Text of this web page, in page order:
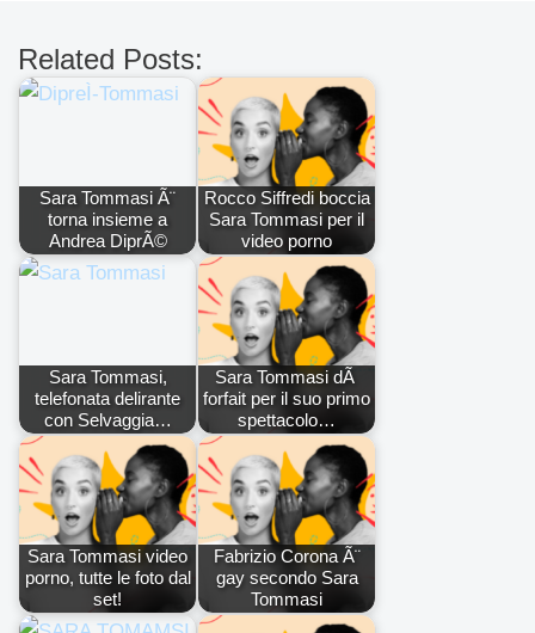
Related Posts:
Sara Tommasi Ã¨
torna insieme a
Andrea DiprÃ©
Rocco Siffredi boccia
Sara Tommasi per il
video porno
Sara Tommasi,
telefonata delirante
con Selvaggia…
Sara Tommasi dÃ
forfait per il suo primo
spettacolo…
Sara Tommasi video
porno, tutte le foto dal
set!
Fabrizio Corona Ã¨
gay secondo Sara
Tommasi